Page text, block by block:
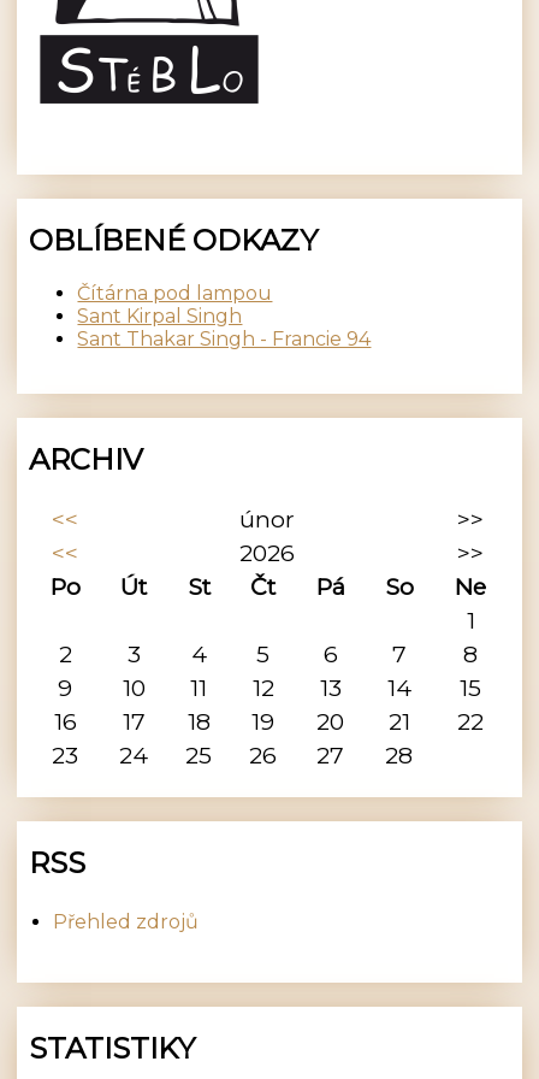
OBLÍBENÉ ODKAZY
Čítárna pod lampou
Sant Kirpal Singh
Sant Thakar Singh - Francie 94
ARCHIV
<< únor
>>
<<
2026
>>
Po
Út St Čt Pá So
Ne
1
2
3 4 5 6 7
8
9
10 11 12 13 14
15
16
17 18 19 20 21
22
23
24 25 26 27 28
RSS
Přehled zdrojů
STATISTIKY